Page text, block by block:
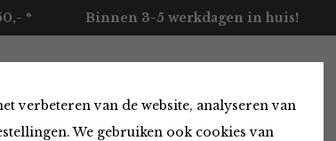
verbeteren van de website, analyseren van
We gebruiken ook cookies van
* Binnen 3-5 werkdagen in huis!
Over ons Contact